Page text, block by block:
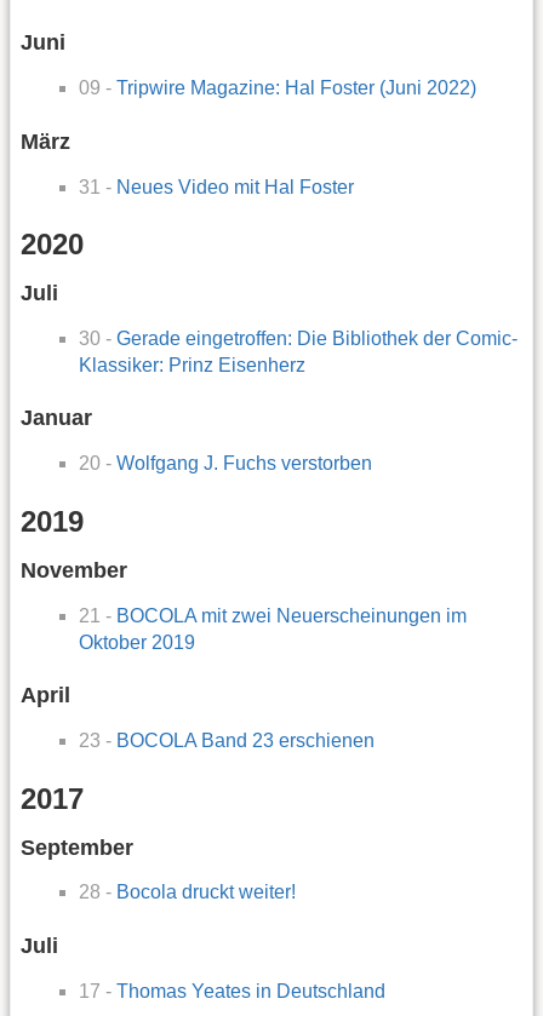
Juni
09 - Tripwire Magazine: Hal Foster (Juni 2022)
März
31 - Neues Video mit Hal Foster
2020
Juli
30 - Gerade eingetroffen: Die Bibliothek der Comic-
Klassiker: Prinz Eisenherz
Januar
20 - Wolfgang J. Fuchs verstorben
2019
November
21 - BOCOLA mit zwei Neuerscheinungen im
Oktober 2019
April
23 - BOCOLA Band 23 erschienen
2017
September
28 - Bocola druckt weiter!
Juli
17 - Thomas Yeates in Deutschland